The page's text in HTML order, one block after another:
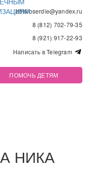
bfmiloserdie@yandex.ru
8 (812) 702-79-35
8 (921) 917-22-93
Написать в Telegram
ПОМОЧЬ ДЕТЯМ
НИКА